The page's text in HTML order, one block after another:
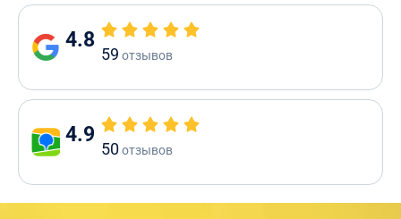
4.8
59 отзывов
4.9
50отзывов